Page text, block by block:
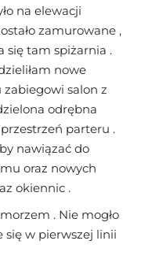
na elewacji
zamurowane ,
się tam spiżarnia .
nowe
salon z
odrębna
parteru .
nawiązać do
oraz nowych
okiennic .
. Nie mogło
się w pierwszej linii